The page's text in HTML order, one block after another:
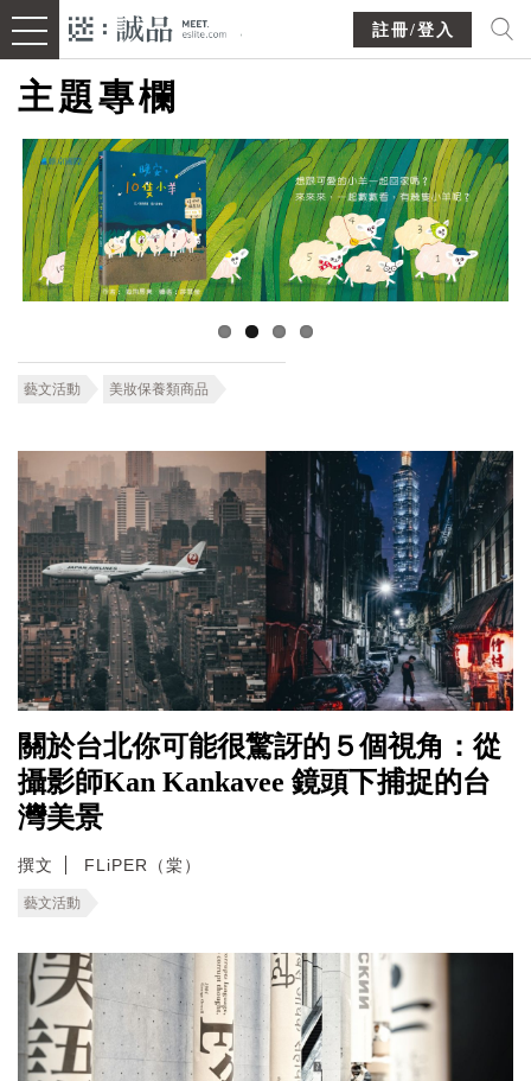
註冊/登入
主題專欄
藝文活動 美妝保養類商品
關於台北你可能很驚訝的５個視角：從
攝影師Kan Kankavee 鏡頭下捕捉的台
灣美景
撰文 FLiPER（棠）
藝文活動